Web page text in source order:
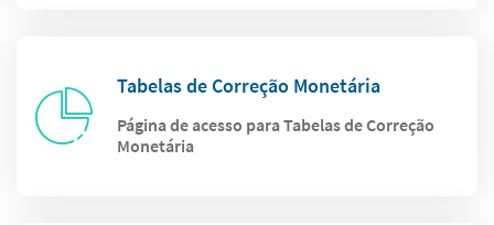
Tabelas de Correção Monetária
Página de acesso para Tabelas de Correção
Monetária